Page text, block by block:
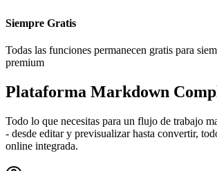
Siempre Gratis
Todas las funciones permanecen gratis para
premium
Plataforma Markdown
Todo lo que necesitas para un flujo de trabajo
- desde editar y previsualizar hasta convertir,
online integrada.